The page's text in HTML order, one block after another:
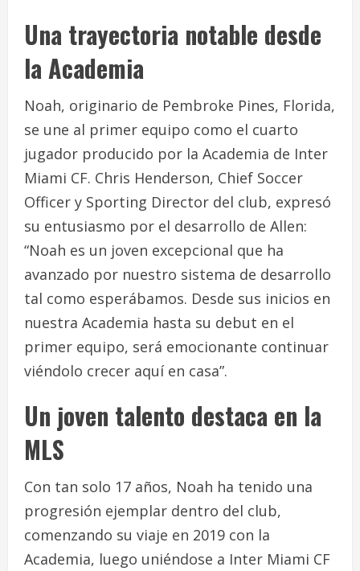
Una trayectoria notable desde
la Academia
Noah, originario de Pembroke Pines, Florida,
se une al primer equipo como el cuarto
jugador producido por la Academia de Inter
Miami CF. Chris Henderson, Chief Soccer
Officer y Sporting Director del club, expresó
su entusiasmo por el desarrollo de Allen:
“Noah es un joven excepcional que ha
avanzado por nuestro sistema de desarrollo
tal como esperábamos. Desde sus inicios en
nuestra Academia hasta su debut en el
primer equipo, será emocionante continuar
viéndolo crecer aquí en casa”.
Un joven talento destaca en la
MLS
Con tan solo 17 años, Noah ha tenido una
progresión ejemplar dentro del club,
comenzando su viaje en 2019 con la
Academia, luego uniéndose a Inter Miami CF